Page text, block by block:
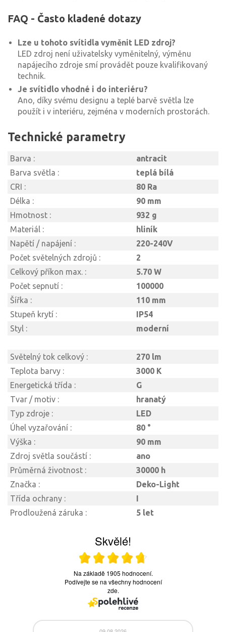
FAQ - Často kladené dotazy
Lze u tohoto svítidla vyměnit LED zdroj?
LED zdroj není uživatelsky vyměnitelný, výměnu
napájecího zdroje smí provádět pouze kvalifikovaný
technik.
Je svítidlo vhodné i do interiéru?
Ano, díky svému designu a teplé barvě světla lze
použít i v interiéru, zejména v moderních prostorách.
Technické parametry
Barva :
antracit
Barva světla :
teplá bílá
CRI :
80 Ra
Délka :
90 mm
Hmotnost :
932 g
Materiál :
hliník
Napětí / napájení :
220-240V
Počet světelných zdrojů :
2
Celkový příkon max. :
5.70 W
Počet sepnutí :
100000
Šířka :
110 mm
Stupeň krytí :
IP54
Styl :
moderní
Světelný tok celkový :
270 lm
Teplota barvy :
3000 K
Energetická třída :
G
Tvar / motiv :
hranatý
Typ zdroje :
LED
Úhel vyzařování :
80 °
Výška :
90 mm
Zdroj světla součástí :
ano
Průměrná životnost :
30000 h
Značka :
Deko-Light
Třída ochrany :
I
Prodloužená záruka :
5 let